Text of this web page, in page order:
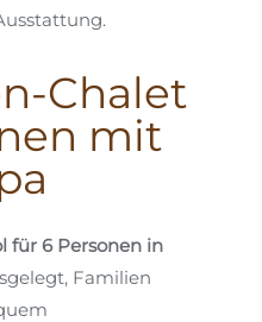
Chalet
mit
für 6 Personen in
Familien